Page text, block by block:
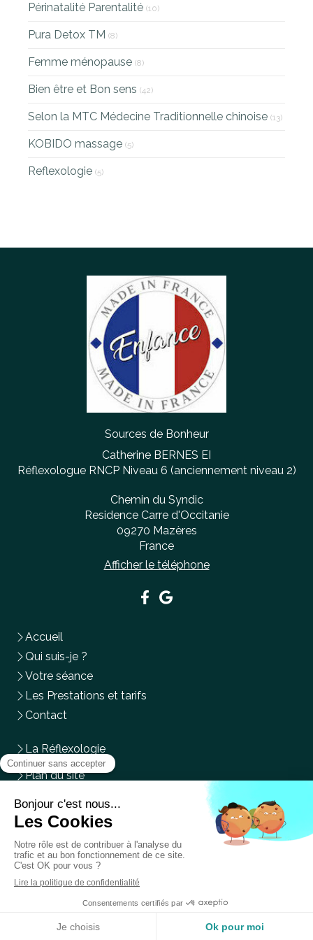
Périnatalité Parentalité (10)
Pura Detox TM (8)
Femme ménopause (8)
Bien être et Bon sens (42)
Selon la MTC Médecine Traditionnelle chinoise (13)
KOBIDO massage (5)
Reflexologie (5)
Sources de Bonheur
Catherine BERNES EI
Réflexologue RNCP Niveau 6 (anciennement niveau 2)
Chemin du Syndic
Residence Carre d'Occitanie
09270 Mazères
France
Afficher le téléphone
Accueil
Qui suis-je ?
Votre séance
Les Prestations et tarifs
Contact
La Réflexologie
Plan du site
DuLundiauMercredi Samedide9hà
14h
Création et référencement du site par Simplébo